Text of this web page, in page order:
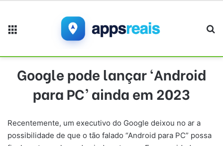
Google pode lançar ‘Android
para PC’ ainda em 2023
Recentemente, um executivo do Google deixou no ar a
possibilidade de que o tão falado “Android para PC” possa